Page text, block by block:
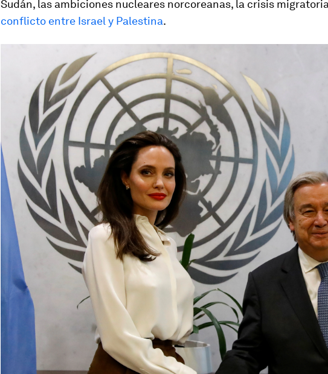
Sudán, las ambiciones nucleares norcoreanas, la crisis
conflicto entre Israel y Palestina.